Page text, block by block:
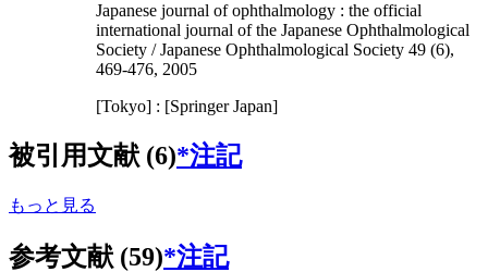
Japanese journal of ophthalmology : the official
international journal of the Japanese Ophthalmological
Society / Japanese Ophthalmological Society 49 (6),
469-476, 2005
[Tokyo] : [Springer Japan]
被引用文献 (6)*注記
もっと見る
参考文献 (59)*注記